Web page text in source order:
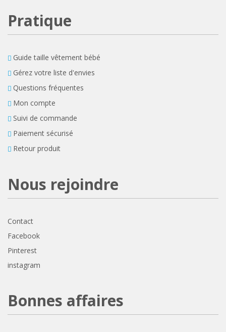
Pratique
Guide taille vêtement bébé
Gérez votre liste d'envies
Questions fréquentes
Mon compte
Suivi de commande
Paiement sécurisé
Retour produit
Nous rejoindre
Contact
Facebook
Pinterest
instagram
Bonnes affaires